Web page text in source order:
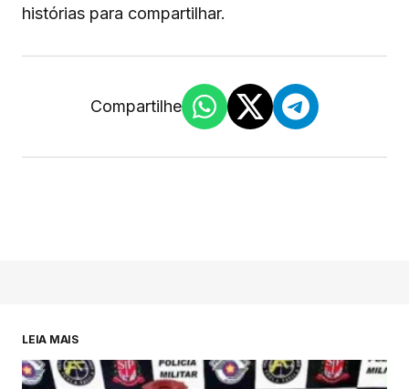
histórias para compartilhar.
Compartilhe
LEIA MAIS